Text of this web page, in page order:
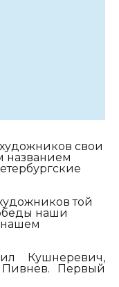
свои
названием
той
наши
Кушнеревич,
Первый